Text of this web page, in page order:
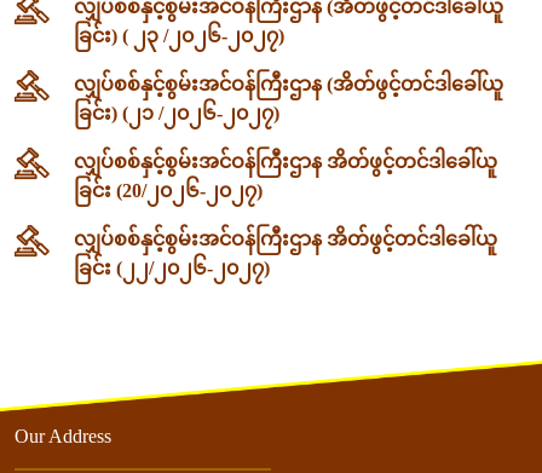
လျှပ်စစ်နှင့်စွမ်းအင်ဝန်ကြီးဌာန (အိတ်ဖွင့်တင်ဒါခေါ်ယူ
ခြင်း) ( ၂၃ /၂၀၂၆-၂၀၂၇)
လျှပ်စစ်နှင့်စွမ်းအင်ဝန်ကြီးဌာန (အိတ်ဖွင့်တင်ဒါခေါ်ယူ
ခြင်း) (၂၁ /၂၀၂၆-၂၀၂၇)
လျှပ်စစ်နှင့်စွမ်းအင်ဝန်ကြီးဌာန အိတ်ဖွင့်တင်ဒါခေါ်ယူ
ခြင်း (20/၂၀၂၆-၂၀၂၇)
လျှပ်စစ်နှင့်စွမ်းအင်ဝန်ကြီးဌာန အိတ်ဖွင့်တင်ဒါခေါ်ယူ
ခြင်း (၂၂/၂၀၂၆-၂၀၂၇)
Our Address